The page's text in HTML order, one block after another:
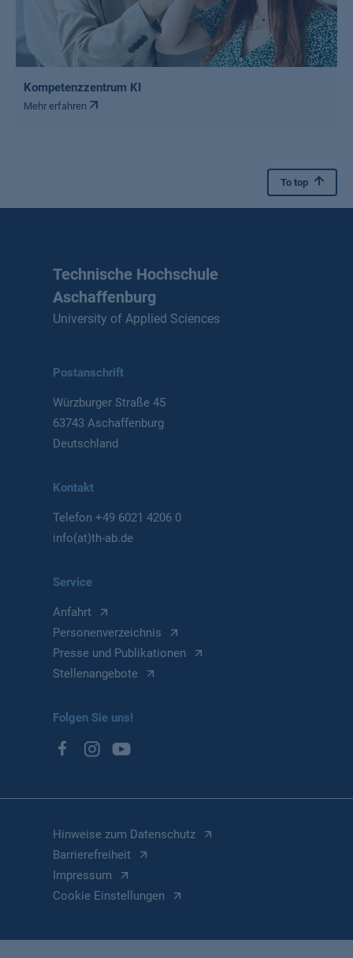
Kompetenzzentrum KI
Mehr erfahren
To top
Technische Hochschule
Aschaffenburg
University of Applied Sciences
Postanschrift
Würzburger Straße 45
63743 Aschaffenburg
Deutschland
Kontakt
Telefon+49 6021 4206 0
info(at)th-ab.de
Service
Anfahrt
Personenverzeichnis
Presse und Publikationen
Stellenangebote
Folgen Sie uns!
Hinweise zum Datenschutz
Barrierefreiheit
Impressum
Cookie Einstellungen